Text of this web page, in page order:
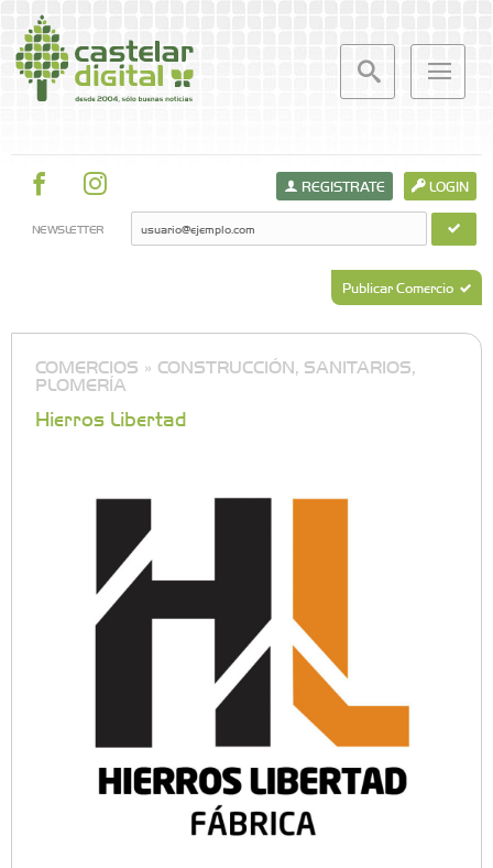
LOGIN
REGISTRATE
NEWSLETTER
Publicar Comercio
COMERCIOS » CONSTRUCCIÓN, SANITARIOS,
PLOMERÍA
Hierros Libertad